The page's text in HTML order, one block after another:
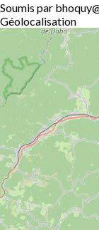
Soumis par
Géolocalisation